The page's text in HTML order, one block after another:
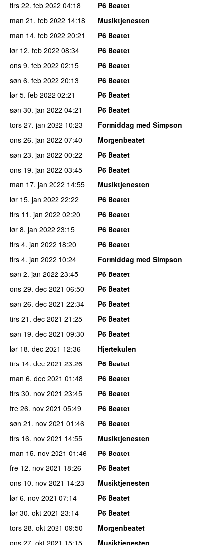
tirs 22. feb 2022 04:18
P6 Beatet
man 21. feb 2022 14:18
Musiktjenesten
man 14. feb 2022 20:21
P6 Beatet
lør 12. feb 2022 08:34
P6 Beatet
ons 9. feb 2022 02:15
P6 Beatet
søn 6. feb 2022 20:13
P6 Beatet
lør 5. feb 2022 02:21
P6 Beatet
søn 30. jan 2022 04:21
P6 Beatet
tors 27. jan 2022 10:23
Formiddag med Simpson
ons 26. jan 2022 07:40
Morgenbeatet
søn 23. jan 2022 00:22
P6 Beatet
ons 19. jan 2022 03:45
P6 Beatet
man 17. jan 2022 14:55
Musiktjenesten
lør 15. jan 2022 22:22
P6 Beatet
tirs 11. jan 2022 02:20
P6 Beatet
lør 8. jan 2022 23:15
P6 Beatet
tirs 4. jan 2022 18:20
P6 Beatet
tirs 4. jan 2022 10:24
Formiddag med Simpson
søn 2. jan 2022 23:45
P6 Beatet
ons 29. dec 2021 06:50
P6 Beatet
søn 26. dec 2021 22:34
P6 Beatet
tirs 21. dec 2021 21:25
P6 Beatet
søn 19. dec 2021 09:30
P6 Beatet
lør 18. dec 2021 12:36
Hjertekulen
tirs 14. dec 2021 23:26
P6 Beatet
man 6. dec 2021 01:48
P6 Beatet
tirs 30. nov 2021 23:45
P6 Beatet
fre 26. nov 2021 05:49
P6 Beatet
søn 21. nov 2021 01:46
P6 Beatet
tirs 16. nov 2021 14:55
Musiktjenesten
man 15. nov 2021 01:46
P6 Beatet
fre 12. nov 2021 18:26
P6 Beatet
ons 10. nov 2021 14:23
Musiktjenesten
lør 6. nov 2021 07:14
P6 Beatet
lør 30. okt 2021 23:14
P6 Beatet
tors 28. okt 2021 09:50
Morgenbeatet
ons 27. okt 2021 15:15 Musiktjenesten